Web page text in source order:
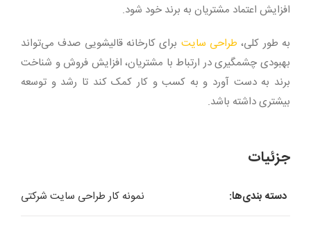
افزایش اعتماد مشتریان به برند خود شود.
به طور کلی، طراحی سایت برای کارخانه قالیشویی صدف می‌تواند
بهبودی چشمگیری در ارتباط با مشتریان، افزایش فروش و شناخت
برند به دست آورد و به کسب و کار کمک کند تا رشد و توسعه
بیشتری داشته باشد.
جزئیات
دسته بندی‌ها: نمونه کار طراحی سایت شرکتی